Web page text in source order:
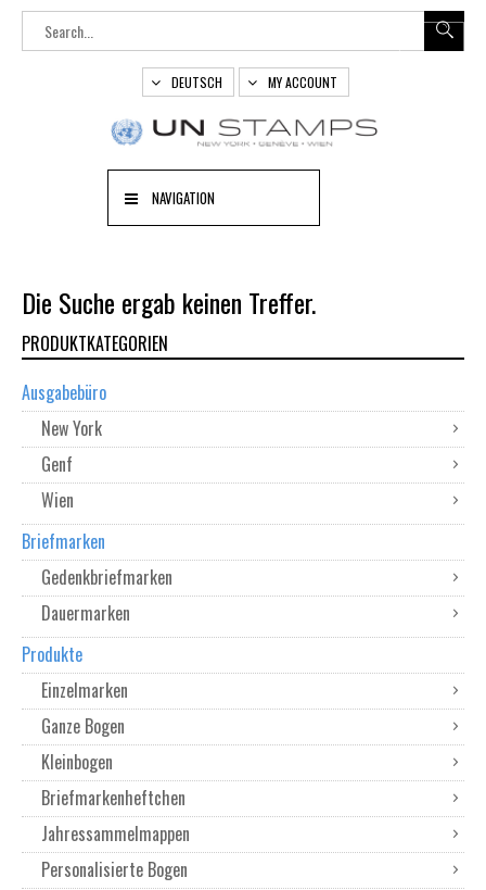
DEUTSCH MY ACCOUNT
NAVIGATION
Die Suche ergab keinen Treffer.
PRODUKTKATEGORIEN
Ausgabebüro
New York
Genf
Wien
Briefmarken
Gedenkbriefmarken
Dauermarken
Produkte
Einzelmarken
Ganze Bogen
Kleinbogen
Briefmarkenheftchen
Jahressammelmappen
Personalisierte Bogen